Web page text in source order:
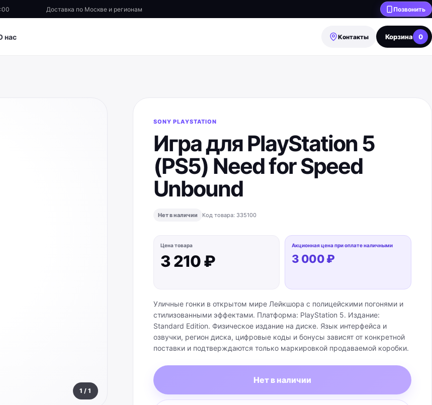
Доставка по Москве и регионам Позвонить
нас Контакты Корзина 0
1 / 1
SONY PLAYSTATION
Игра для PlayStation 5
(PS5) Need for Speed
Unbound
Нет в наличии Код товара: 335100
Цена товара
3 210 ₽
Акционная цена при оплате наличными
3 000 ₽
Уличные гонки в открытом мире Лейкшора с полицейскими погонями и
стилизованными эффектами. Платформа: PlayStation 5. Издание:
Standard Edition. Физическое издание на диске. Язык интерфейса и
озвучки, регион диска, цифровые коды и бонусы зависят от конкретной
поставки и подтверждаются только маркировкой продаваемой коробки.
Нет в наличии